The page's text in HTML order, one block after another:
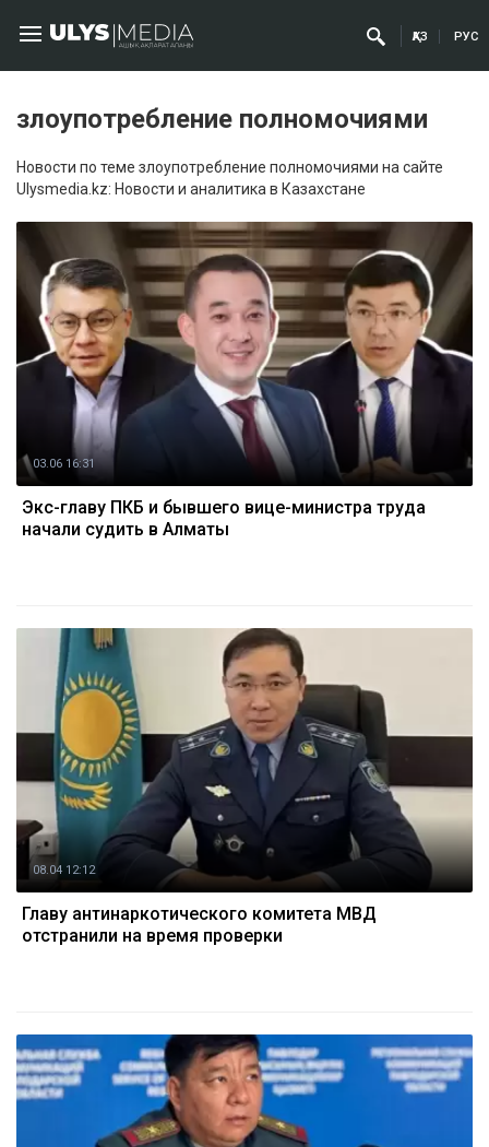
ҚАЗ РУС
злоупотребление полномочиями
Новости по теме злоупотребление полномочиями на сайте
Ulysmedia.kz: Новости и аналитика в Казахстане
03.06 16:31
Экс-главу ПКБ и бывшего вице-министра труда
начали судить в Алматы
08.04 12:12
Главу антинаркотического комитета МВД
отстранили на время проверки